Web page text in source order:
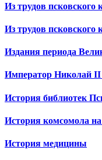
Из трудов
Из трудов
Издания периода
Император Николай II
История библиотек
История комсомола
История медицины